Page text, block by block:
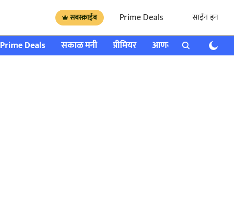
सबस्क्राईब Prime Deals साईन इन
Prime Deals सकाळ मनी प्रीमियर आणखी राशी भविष्य